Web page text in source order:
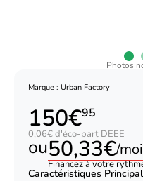
Photos
Marque : Urban Factory
150€95
0,06€ d'éco-part DEEE
ou50,33€/
Financez à votre
Caractéristiques